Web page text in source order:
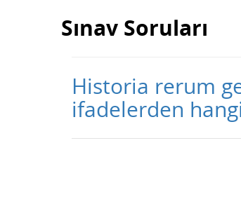
Sınav Soruları
Historia rerum
ifadelerden